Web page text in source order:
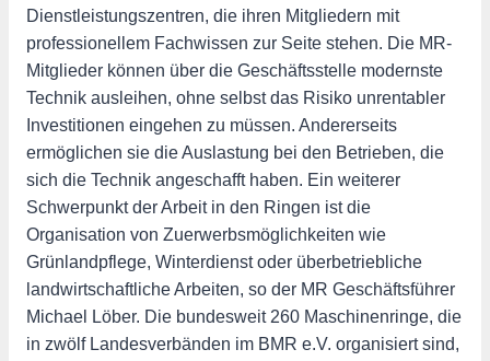
Dienstleistungszentren, die ihren Mitgliedern mit
professionellem Fachwissen zur Seite stehen. Die MR-
Mitglieder können über die Geschäftsstelle modernste
Technik ausleihen, ohne selbst das Risiko unrentabler
Investitionen eingehen zu müssen. Andererseits
ermöglichen sie die Auslastung bei den Betrieben, die
sich die Technik angeschafft haben. Ein weiterer
Schwerpunkt der Arbeit in den Ringen ist die
Organisation von Zuerwerbsmöglichkeiten wie
Grünlandpflege, Winterdienst oder überbetriebliche
landwirtschaftliche Arbeiten, so der MR Geschäftsführer
Michael Löber. Die bundesweit 260 Maschinenringe, die
in zwölf Landesverbänden im BMR e.V. organisiert sind,